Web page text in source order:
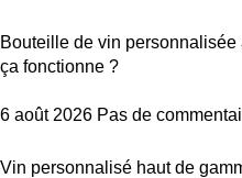
Bouteille de vin
ça fonctionne ?
6 août 2026 Pas de
Vin personnalisé haut de